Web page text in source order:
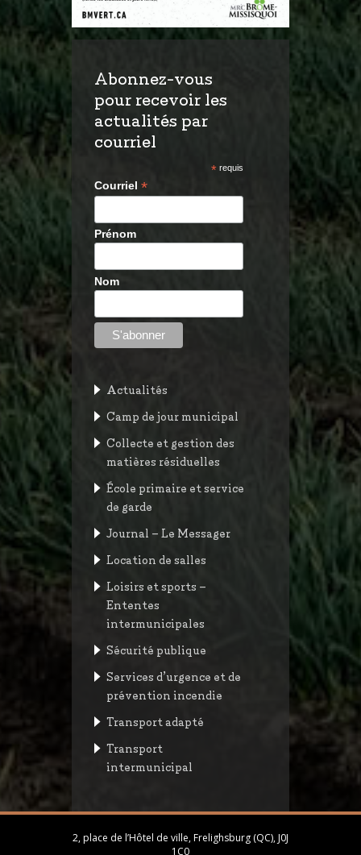
Abonnez-vous
pour recevoir les
actualités par
courriel
*requis
Courriel *
Prénom
Nom
Actualités
Camp de jour municipal
Collecte et gestion des
matières résiduelles
École primaire et service
de garde
Journal – Le Messager
Location de salles
Loisirs et sports –
Ententes
intermunicipales
Sécurité publique
Services d’urgence et de
prévention incendie
Transport adapté
Transport
intermunicipal
2, place de l’Hôtel de ville, Frelighsburg (QC), J0J
1C0